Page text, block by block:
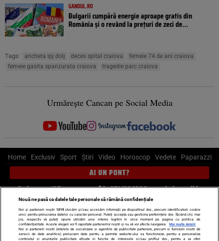
GANDUL.RO
Bulgarii cumpără energie aproape gratis din
România și o revând la prețuri de zeci de...
Tags: ancheta ipj dolj deces spital craiova
femeie 74 de ani craiova
femeie gasita spanzurata craiova
tragedie parc craiova
Urmărește Cancan pe Social Media
Home Exclusiv Sport Știri Video Horoscop Vedete Paparazzi
AI UN PONT?
Scrie-ne pe Whatsapp, sună la 0741226226 sau trimite mail la
pont@cancan.ro
Știri interne Știri externe
Politică
Ultimele stiri
Diete Insula Iubirii Dictionar de vise LIFE STYLE
Nouă ne pasă ca datele tale personale să rămână confidențiale
Noi și partenerii noștri 1019stocăm și/sau accesăm informații pe dispozitivul dvs., precum identificatorii cookie
unici pentru prelucrarea datelor cu caracter personal. Puteți accepta sau gestiona preferințele dvs. făcând clic mai
jos, respectiv vă puteți opune utilizării unui interes legitim în orice moment pe pagina cu politica de
confidențialitate. Aceste alegeri vor fi raportate partenerilor noștri și nu vă vor afecta navigarea.
Mai multe detalii
Noi si partenerii nostri (retelele de socializare si agentiile de publicitate partenere, precum si furnizorii nostri de
servicii de date analitice) prelucram date pentru a permite website-ului sa functioneze, pentru a personaliza
continutul si anunturile publicitare afisate in functie de interesele si/sau profilul dvs., pentru a va oferi